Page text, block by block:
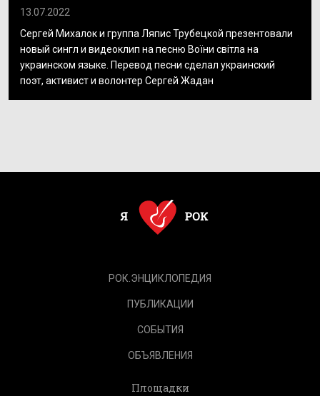
13.07.2022
Сергей Михалок и группа Ляпис Трубецкой презентовали
новый сингл и видеоклип на песню Воїни світла на
украинском языке. Перевод песни сделал украинский
поэт, активист и волонтер Сергей Жадан
РОК.ЭНЦИКЛОПЕДИЯ
ПУБЛИКАЦИИ
СОБЫТИЯ
ОБЪЯВЛЕНИЯ
Площадки